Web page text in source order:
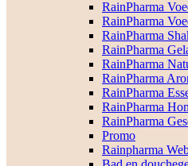
RainPharma
RainPharma
RainPharma
RainPharma
RainPharma
RainPharma
RainPharma
RainPharma
RainPharma
Promo
Rainpharma